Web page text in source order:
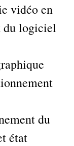
vidéo en
du logiciel
du
état